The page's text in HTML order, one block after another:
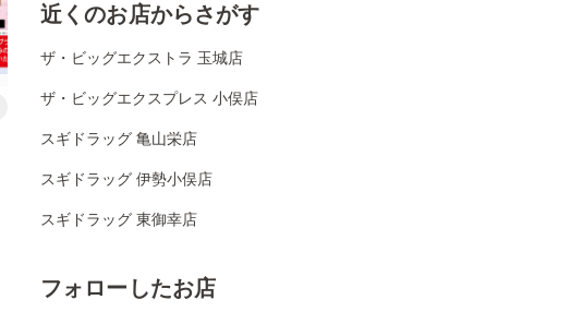
近くのお店からさがす
ザ・ビッグエクストラ 玉城店
ザ・ビッグエクスプレス 小俣店
スギドラッグ 亀山栄店
スギドラッグ 伊勢小俣店
スギドラッグ 東御幸店
フォローしたお店